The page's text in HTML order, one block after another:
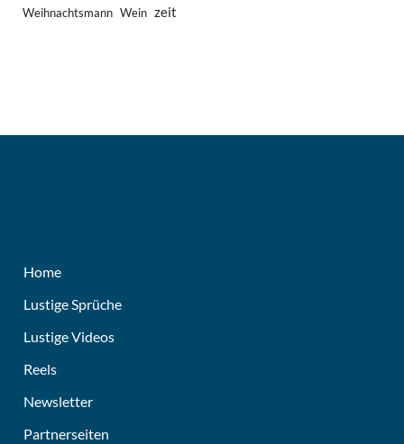
Weihnachtsmann Wein zeit
Home
Lustige Sprüche
Lustige Videos
Reels
Newsletter
Partnerseiten